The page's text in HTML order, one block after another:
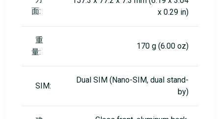
面:
x 0.29 in)
重
量:
170 g (6.00 oz)
SIM:
Dual SIM (Nano-SIM, dual stand-
by)